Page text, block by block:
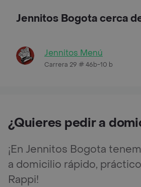
Jennitos Bogota cerca
Jennitos Menú
Carrera 29 # 46b-10 b
¿Quieres pedir a
¡En Jennitos Bogota
a domicilio rápido,
Rappi!